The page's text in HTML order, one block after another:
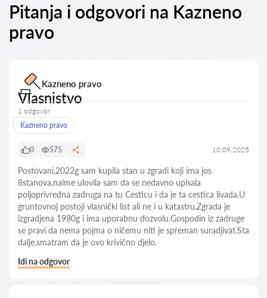
Pitanja i odgovori na Kazneno
pravo
Kazneno pravo
Vlasnistvo
1 odgovor
Kazneno pravo
0 575 10.09.2025
Postovani,2022g sam kupila stan u zgradi koji ima jos
8stanova,naime ulovila sam da se nedavno upisala
poljoprivredna zadruga na tu Cesticu i da je ta cestica livada.U
gruntovnoj postoji vlasnički list ali ne i u katastru.Zgrada je
izgradjena 1980g i ima uporabnu dozvolu.Gospodin iz zadruge
se pravi da nema pojma o ničemu niti je spreman suradjivat.Sta
dalje,smatram da je ovo krivično djelo.
Idi na odgovor